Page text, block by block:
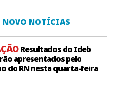
NOVO NOTÍCIAS
Resultados do Ideb
apresentados pelo
do RN nesta quarta-feira